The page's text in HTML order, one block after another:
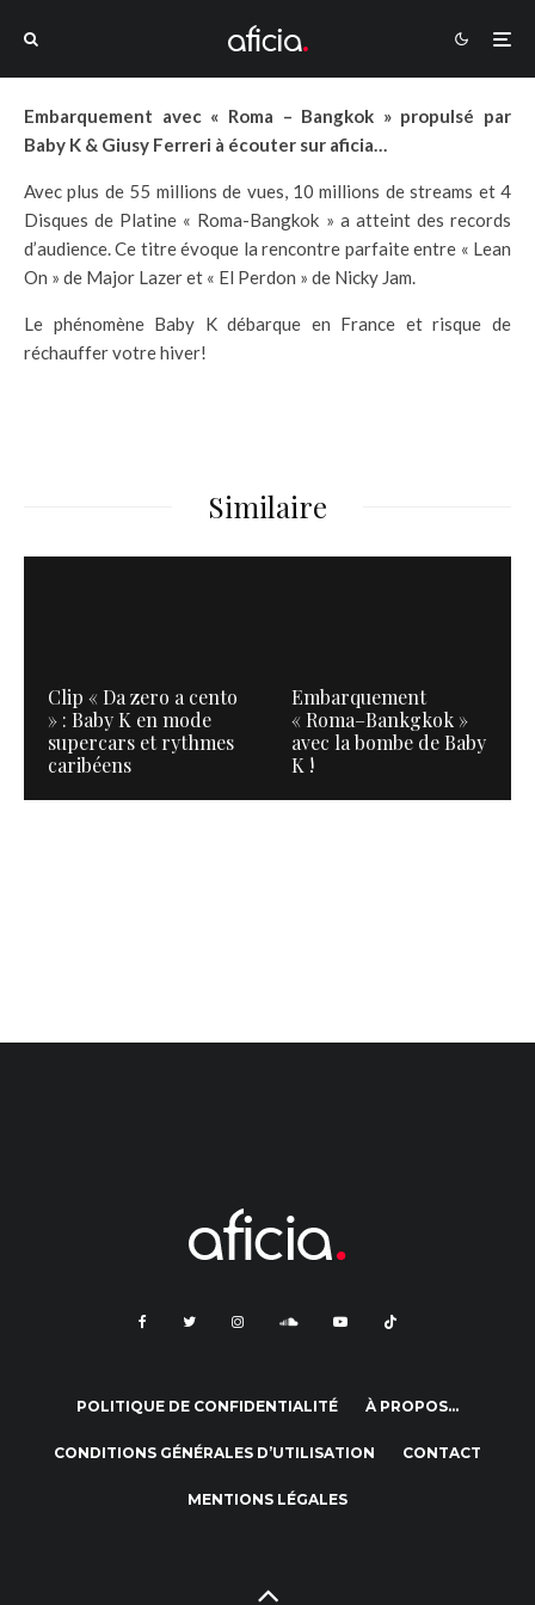
Embarquement avec « Roma – Bangkok » propulsé par
Baby K & Giusy Ferreri à écouter sur aficia…
Avec plus de 55 millions de vues, 10 millions de streams et 4
Disques de Platine « Roma-Bangkok » a atteint des records
d’audience. Ce titre évoque la rencontre parfaite entre « Lean
On » de Major Lazer et « El Perdon » de Nicky Jam.
Le phénomène Baby K débarque en France et risque de
réchauffer votre hiver!
Similaire
Clip « Da zero a cento
» : Baby K en mode
supercars et rythmes
caribéens
Embarquement
« Roma–Bankgkok »
avec la bombe de Baby
K !
POLITIQUE DE CONFIDENTIALITÉ À PROPOS…
CONDITIONS GÉNÉRALES D’UTILISATION CONTACT
MENTIONS LÉGALES